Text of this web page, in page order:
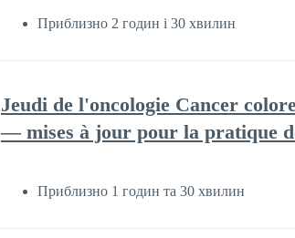
Приблизно 2 годин і 30 хвилин
Jeudi de l'oncologie Cancer
— mises à jour pour la pratique
Приблизно 1 годин та 30 хвилин